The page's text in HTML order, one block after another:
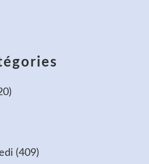
(409)